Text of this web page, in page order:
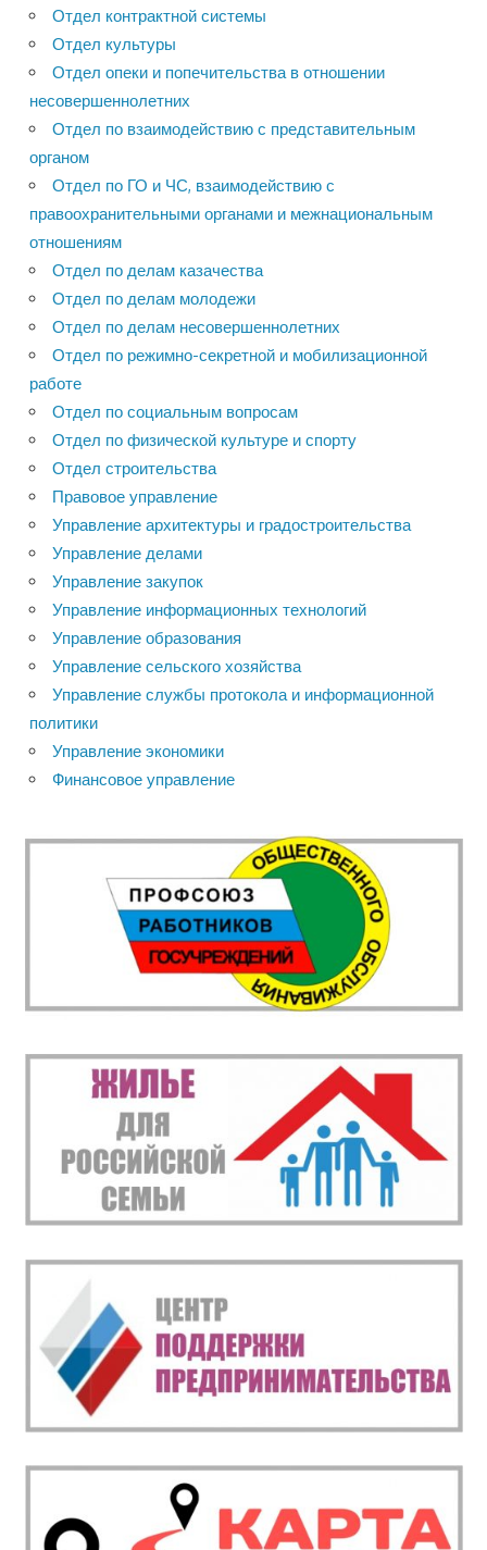
Отдел контрактной системы
Отдел культуры
Отдел опеки и попечительства в отношении
несовершеннолетних
Отдел по взаимодействию с представительным
органом
Отдел по ГО и ЧС, взаимодействию с
правоохранительными органами и межнациональным
отношениям
Отдел по делам казачества
Отдел по делам молодежи
Отдел по делам несовершеннолетних
Отдел по режимно-секретной и мобилизационной
работе
Отдел по социальным вопросам
Отдел по физической культуре и спорту
Отдел строительства
Правовое управление
Управление архитектуры и градостроительства
Управление делами
Управление закупок
Управление информационных технологий
Управление образования
Управление сельского хозяйства
Управление службы протокола и информационной
политики
Управление экономики
Финансовое управление